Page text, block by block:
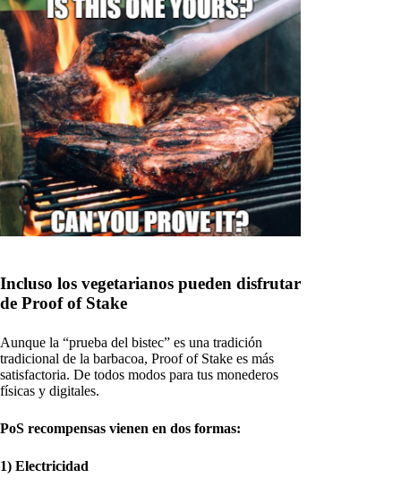
Incluso los vegetarianos pueden disfrutar
de Proof of Stake
Aunque la “prueba del bistec” es una tradición
tradicional de la barbacoa, Proof of Stake es más
satisfactoria. De todos modos para tus monederos
físicas y digitales.
PoS recompensas vienen en dos formas:
1) Electricidad